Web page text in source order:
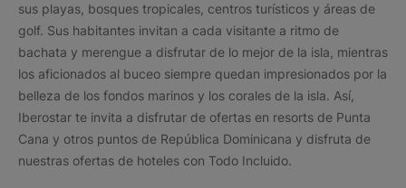
sus playas, bosques tropicales, centros turísticos y áreas de
golf. Sus habitantes invitan a cada visitante a ritmo de
bachata y merengue a disfrutar de lo mejor de la isla, mientras
los aficionados al buceo siempre quedan impresionados por la
belleza de los fondos marinos y los corales de la isla. Así,
Iberostar te invita a disfrutar de ofertas en resorts de Punta
Cana y otros puntos de República Dominicana y disfruta de
nuestras ofertas de hoteles con Todo Incluido.